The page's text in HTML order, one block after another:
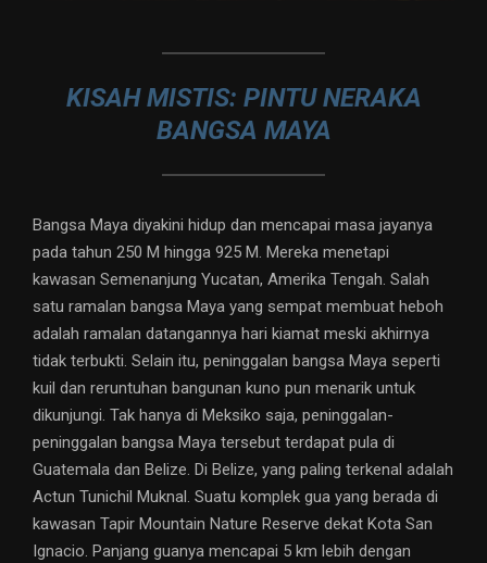
KISAH MISTIS: PINTU NERAKA
BANGSA MAYA
Bangsa Maya diyakini hidup dan mencapai masa jayanya
pada tahun 250 M hingga 925 M. Mereka menetapi
kawasan Semenanjung Yucatan, Amerika Tengah. Salah
satu ramalan bangsa Maya yang sempat membuat heboh
adalah ramalan datangannya hari kiamat meski akhirnya
tidak terbukti. Selain itu, peninggalan bangsa Maya seperti
kuil dan reruntuhan bangunan kuno pun menarik untuk
dikunjungi. Tak hanya di Meksiko saja, peninggalan-
peninggalan bangsa Maya tersebut terdapat pula di
Guatemala dan Belize. Di Belize, yang paling terkenal adalah
Actun Tunichil Muknal. Suatu komplek gua yang berada di
kawasan Tapir Mountain Nature Reserve dekat Kota San
Ignacio. Panjang guanya mencapai 5 km lebih dengan